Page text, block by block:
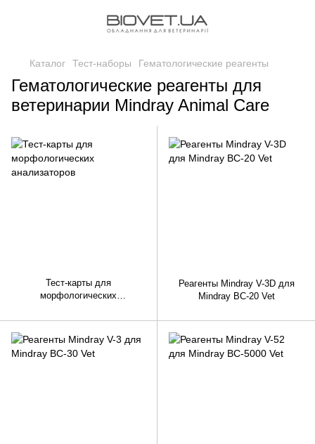
Каталог Тест-наборы Гематологические реагенты
Гематологические реагенты для
ветеринарии Mindray Animal Care
Тест-карты для
морфологических
Реагенты Mindray V-3D для
Mindray BC-20 Vet